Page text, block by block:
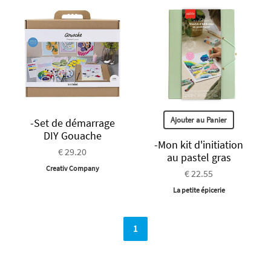
-Set de démarrage
DIY Gouache
€ 29.20
Creativ Company
Ajouter au Panier
-Mon kit d'initiation
au pastel gras
€ 22.55
La petite épicerie
1